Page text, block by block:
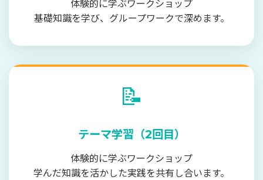
体験的に学ぶワークショップ
基礎知識を学び、グループワークで深めます。
📝
テーマ学習（2回目）
体験的に学ぶワークショップ
学んだ知識を活かした実践を共有し合います。